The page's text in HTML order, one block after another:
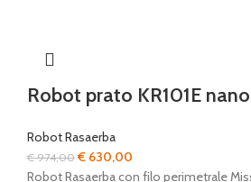
Robot prato KR101E
Robot Rasaerba
€974,00Il
prezzo
€ 630,00
prezzo
Robot Rasaerba con filo perimetrale